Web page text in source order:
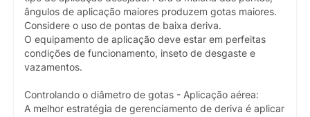
ângulos de aplicação maiores produzem gotas maiores.
Considere o uso de pontas de baixa deriva.
O equipamento de aplicação deve estar em perfeitas
condições de funcionamento, inseto de desgaste e
vazamentos.
Controlando o diâmetro de gotas - Aplicação aérea:
A melhor estratégia de gerenciamento de deriva é aplicar